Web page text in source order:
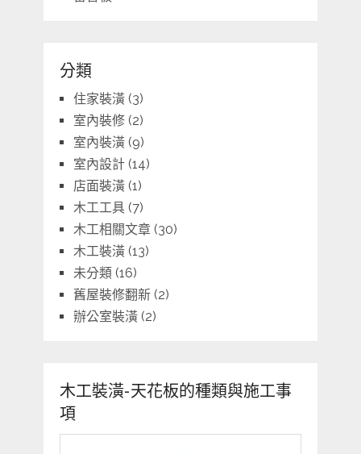
分類
住家裝潢(3)
室內裝修(2)
室內裝潢(9)
室內設計(14)
店面裝潢(1)
木工工具(7)
木工相關文章(30)
木工裝潢(13)
未分類(16)
舊屋裝修翻新(2)
辦公室裝潢(2)
木工裝潢-天花板的種類與施工事
項